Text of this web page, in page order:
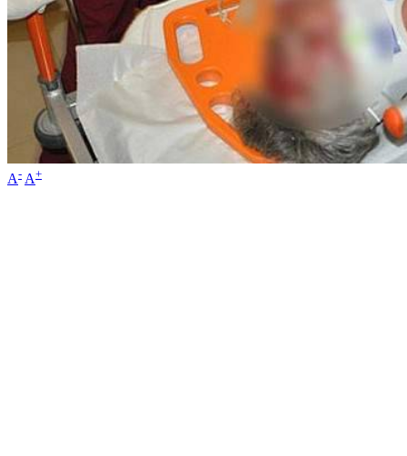
A- A+